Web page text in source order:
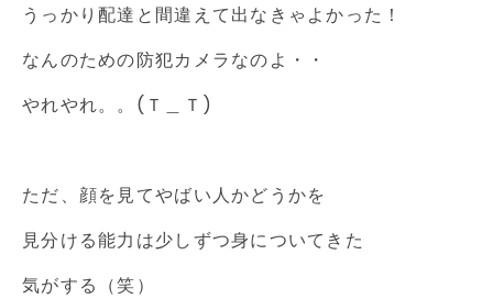
うっかり配達と間違えて出なきゃよかった！
なんのための防犯カメラなのよ・・
やれやれ。。(Ｔ＿Ｔ)
ただ、顔を見てやばい人かどうかを
見分ける能力は少しずつ身についてきた
気がする（笑）